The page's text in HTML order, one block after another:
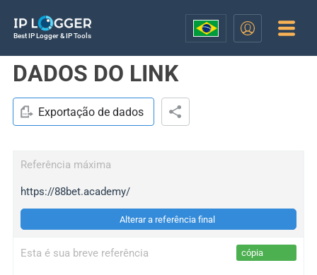
Best IP Logger & IP Tools
DADOS DO LINK
Exportação de dados
Referência máxima
https://88bet.academy/
Alterar a referência final
Esta é sua breve referência cópia